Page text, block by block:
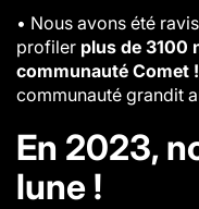
• Nous avons été
profiler plus de 3100
communauté Comet !
communauté grandit
En 2023,
lune !